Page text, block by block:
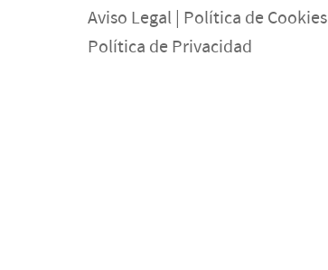
Aviso Legal
Política de Cookies
Política de Privacidad